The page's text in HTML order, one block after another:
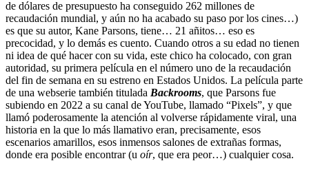
de dólares de presupuesto ha conseguido 262 millones de
recaudación mundial, y aún no ha acabado su paso por los cines…)
es que su autor, Kane Parsons, tiene… 21 añitos… eso es
precocidad, y lo demás es cuento. Cuando otros a su edad no tienen
ni idea de qué hacer con su vida, este chico ha colocado, con gran
autoridad, su primera película en el número uno de la recaudación
del fin de semana en su estreno en Estados Unidos. La película parte
de una webserie también titulada Backrooms, que Parsons fue
subiendo en 2022 a su canal de YouTube, llamado “Pixels”, y que
llamó poderosamente la atención al volverse rápidamente viral, una
historia en la que lo más llamativo eran, precisamente, esos
escenarios amarillos, esos inmensos salones de extrañas formas,
donde era posible encontrar (u oír, que era peor…) cualquier cosa.